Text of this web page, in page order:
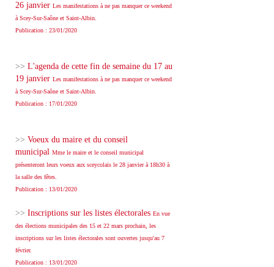
26 janvier Les manifestations à ne pas manquer ce weekend
à Scey-Sur-Saône et Saint-Albin.
Publication : 23/01/2020
>> L'agenda de cette fin de semaine du 17 au
19 janvier Les manifestations à ne pas manquer ce weekend
à Scey-Sur-Saône et Saint-Albin.
Publication : 17/01/2020
>> Voeux du maire et du conseil
municipal Mme le maire et le conseil municipal
présenteront leurs voeux aux sceycolais le 28 janvier à 18h30 à
la salle des fêtes.
Publication : 13/01/2020
>> Inscriptions sur les listes électorales En vue
des élections municipales des 15 et 22 mars prochain, les
inscriptions sur les listes électorales sont ouvertes jusqu'au 7
février.
Publication : 13/01/2020